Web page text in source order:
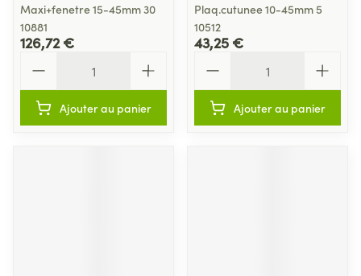
Maxi+fenetre 15-45mm 30
10881
126,72 €
Ajouter au panier
Plaq.cutunee 10-45mm 5
10512
43,25 €
Ajouter au panier